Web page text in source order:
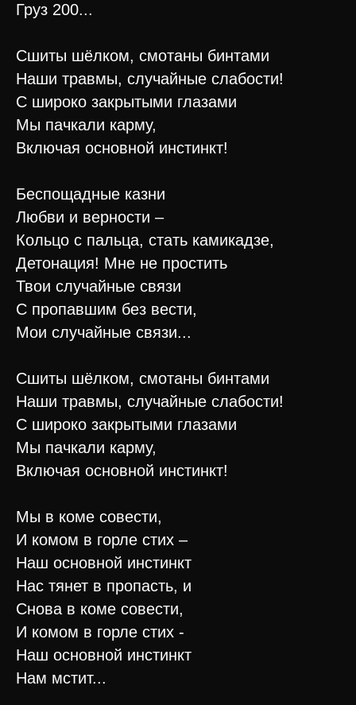
Груз 200...
Сшиты шёлком, смотаны бинтами
Наши травмы, случайные слабости!
С широко закрытыми глазами
Мы пачкали карму,
Включая основной инстинкт!
Беспощадные казни
Любви и верности –
Кольцо с пальца, стать камикадзе,
Детонация! Мне не простить
Твои случайные связи
С пропавшим без вести,
Мои случайные связи...
Сшиты шёлком, смотаны бинтами
Наши травмы, случайные слабости!
С широко закрытыми глазами
Мы пачкали карму,
Включая основной инстинкт!
Мы в коме совести,
И комом в горле стих –
Наш основной инстинкт
Нас тянет в пропасть, и
Снова в коме совести,
И комом в горле стих -
Наш основной инстинкт
Нам мстит...